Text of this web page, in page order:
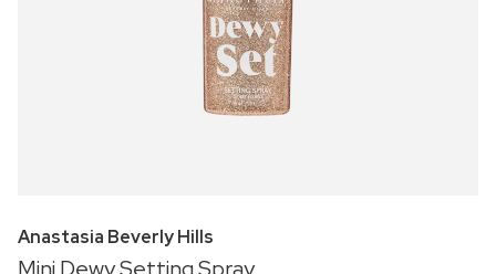
Anastasia Beverly Hills
Mini Dewy Setting Spray